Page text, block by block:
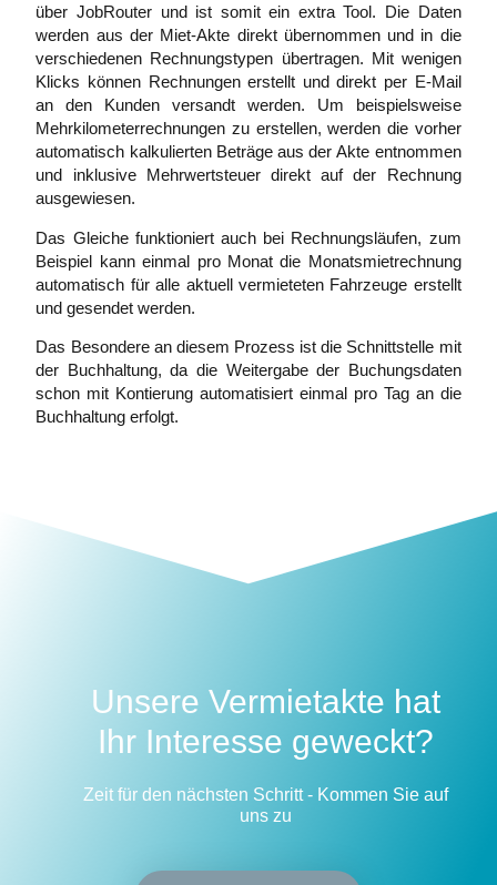
über JobRouter und ist somit ein extra Tool. Die Daten
werden aus der Miet-Akte direkt übernommen und in die
verschiedenen Rechnungstypen übertragen. Mit wenigen
Klicks können Rechnungen erstellt und direkt per E-Mail
an den Kunden versandt werden. Um beispielsweise
Mehrkilometerrechnungen zu erstellen, werden die vorher
automatisch kalkulierten Beträge aus der Akte entnommen
und inklusive Mehrwertsteuer direkt auf der Rechnung
ausgewiesen.
Das Gleiche funktioniert auch bei Rechnungsläufen, zum
Beispiel kann einmal pro Monat die Monatsmietrechnung
automatisch für alle aktuell vermieteten Fahrzeuge erstellt
und gesendet werden.
Das Besondere an diesem Prozess ist die Schnittstelle mit
der Buchhaltung, da die Weitergabe der Buchungsdaten
schon mit Kontierung automatisiert einmal pro Tag an die
Buchhaltung erfolgt.
Unsere Vermietakte hat
Ihr Interesse geweckt?
Zeit für den nächsten Schritt - Kommen Sie auf
uns zu